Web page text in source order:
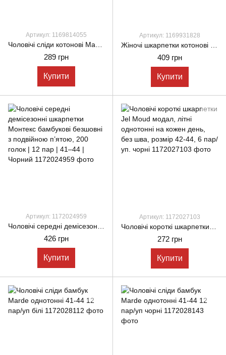
Артикул: 1169814055
289 грн
Купити
Артикул: 1169931828
409 грн
Купити
Артикул: 1172024959
426 грн
Купити
Артикул: 1172027103
272 грн
Купити